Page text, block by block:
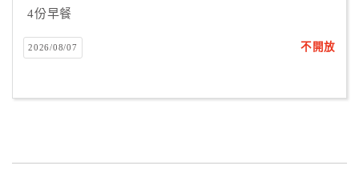
店
作
作
4份早餐
2026/08/07 不開放